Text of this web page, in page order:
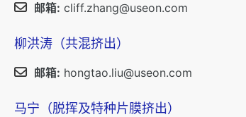
邮箱: cliff.zhang@useon.com
柳洪涛（共混挤出）
邮箱: hongtao.liu@useon.com
马宁（脱挥及特种片膜挤出）